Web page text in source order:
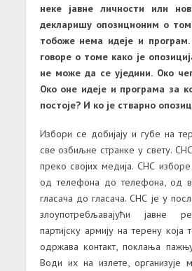
неке јавне личности или
декларишу опозиционим о
тобоже нема идеје и
говоре о томе како је
не може да се уједини. Око
Око оне идеје и програма за
постоје? И ко је стварно
Избори се добијају и губе на
све озбиљне странке у свету.
преко својих медија. СНС
од телефона до телефона, од
гласача до гласача. СНС је у
злоупотребљавајући јавне
партијску армију на терену
одржава контакт, поклања
Води их на излете, организује